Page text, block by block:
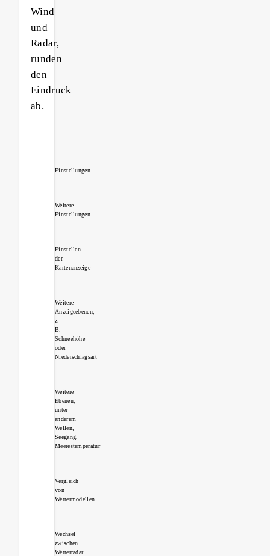
Wind
und
Radar,
runden
den
Eindruck
ab.
Einstellungen
Weitere
Einstellungen
Einstellen
der
Kartenanzeige
Weitere
Anzeigeebenen,
z.
B.
Schneehöhe
oder
Niederschlagsart
Weitere
Ebenen,
unter
anderem
Wellen,
Seegang,
Meerestemperatur
Vergleich
von
Wettermodellen
Wechsel
zwischen
Wetterradar